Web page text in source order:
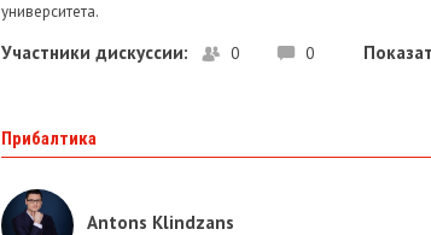
университета.
Участники дискуссии: 0 0
Прибалтика
Antons Klindzans